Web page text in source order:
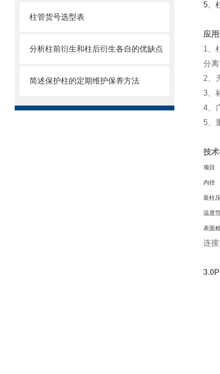
柱管货号选型表
分析柱前衍生和柱后衍生各自的优缺点
简述保护柱的定期维护保养方法
5、
应
1、
分
2、
3、
4、
5、
技
项目
内径
装柱
温度
表面
连